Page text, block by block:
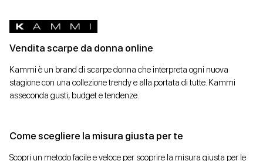
Vendita scarpe da donna online
Kammi è un brand di scarpe donna che interpreta ogni nuova
stagione con una collezione trendy e alla portata di tutte. Kammi
asseconda gusti, budget e tendenze.
Come scegliere la misura giusta per te
Scopri un metodo facile e veloce per scoprire la misura giusta per le